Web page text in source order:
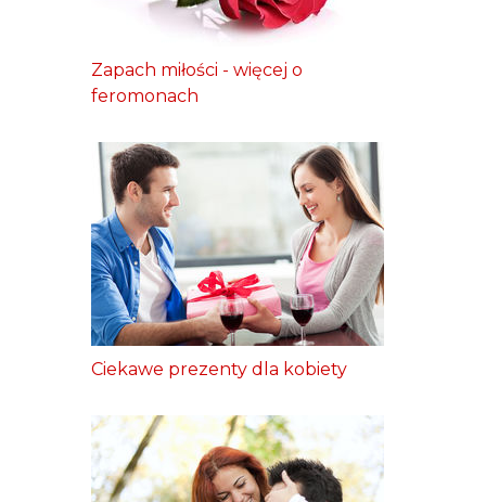
Zapach miłości - więcej o
feromonach
Ciekawe prezenty dla kobiety